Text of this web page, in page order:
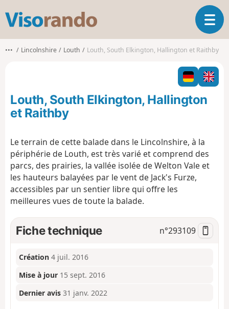
s
o
o
O
u
v
i
r
l
a
••• Lincolnshire Louth Louth, South Elkington, Hallington et Raithby
Louth, South Elkington, Hallington
et Raithby
Le terrain de cette balade dans le Lincolnshire, à la
périphérie de Louth, est très varié et comprend des
parcs, des prairies, la vallée isolée de Welton Vale et
les hauteurs balayées par le vent de Jack's Furze,
accessibles par un sentier libre qui offre les
meilleures vues de toute la balade.
Fiche technique n°293109
Création 4 juil. 2016
Mise à jour 15 sept. 2016
Dernier avis 31 janv. 2022